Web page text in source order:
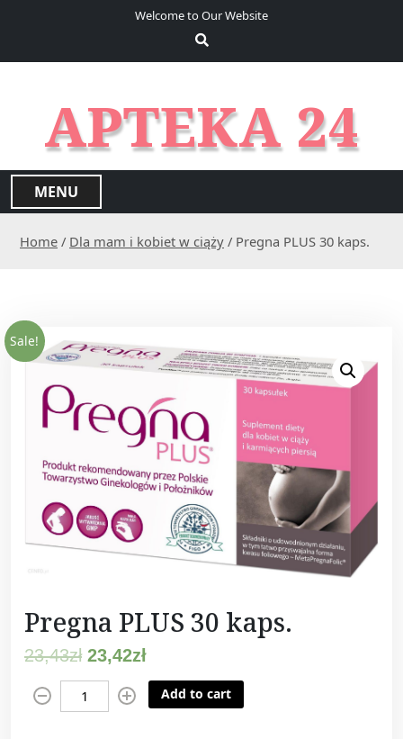
Welcome to Our Website
APTEKA 24
MENU
Home / Dla mam i kobiet w ciąży / Pregna PLUS 30 kaps.
Sale!
Pregna PLUS 30 kaps.
23,43zł 23,42zł
Add to cart